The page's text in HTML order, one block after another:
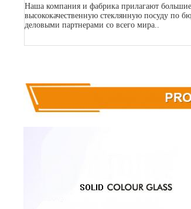
Наша компания и фабрика прилагают
высококачественную стеклянную посуду по
деловыми партнерами со всего мира..